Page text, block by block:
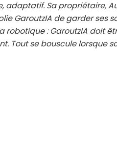
adaptatif. Sa propriétaire,
GaroutzIA de garder ses
robotique : GaroutzIA doit
Tout se bouscule lorsque